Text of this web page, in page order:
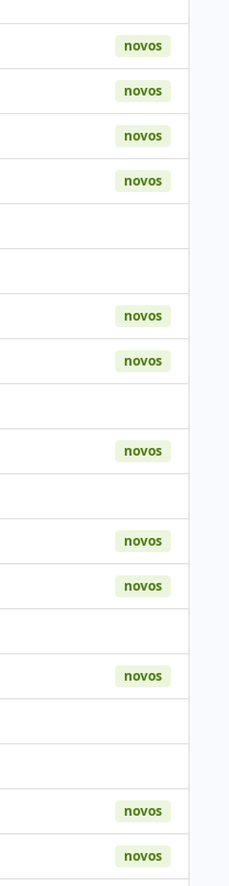
novos
novos
novos
novos
novos
novos
novos
novos
novos
novos
novos
novos